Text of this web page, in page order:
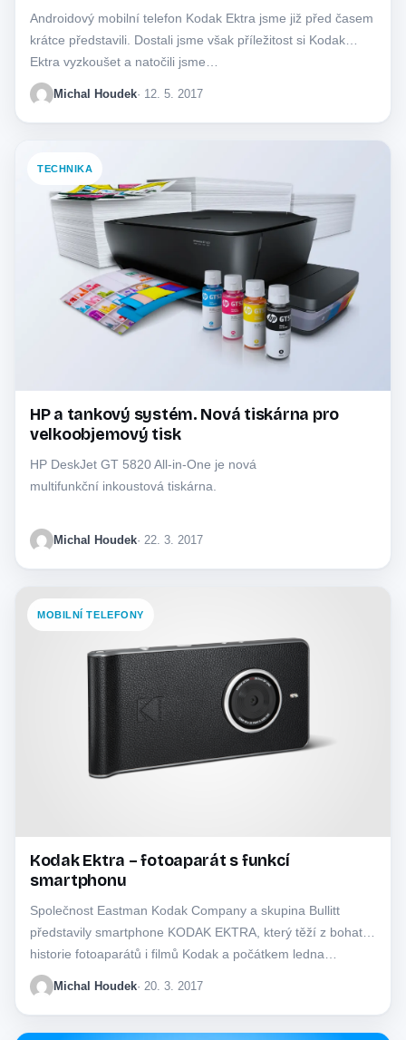
Androidový mobilní telefon Kodak Ektra jsme již před časem
krátce představili. Dostali jsme však příležitost si Kodak
Ektra vyzkoušet a natočili jsme…
Michal Houdek· 12. 5. 2017
TECHNIKA
HP a tankový systém. Nová tiskárna pro
velkoobjemový tisk
HP DeskJet GT 5820 All-in-One je nová
multifunkční inkoustová tiskárna.
Michal Houdek· 22. 3. 2017
MOBILNÍ TELEFONY
Kodak Ektra – fotoaparát s funkcí
smartphonu
Společnost Eastman Kodak Company a skupina Bullitt
představily smartphone KODAK EKTRA, který těží z bohaté
historie fotoaparátů i filmů Kodak a počátkem ledna…
Michal Houdek· 20. 3. 2017